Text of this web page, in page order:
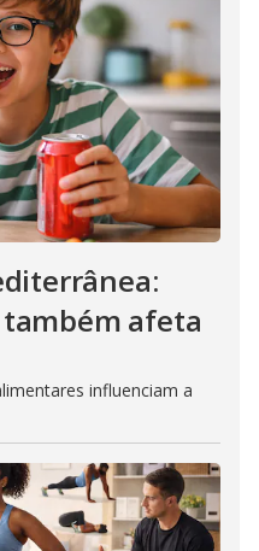
afeta
influenciam a